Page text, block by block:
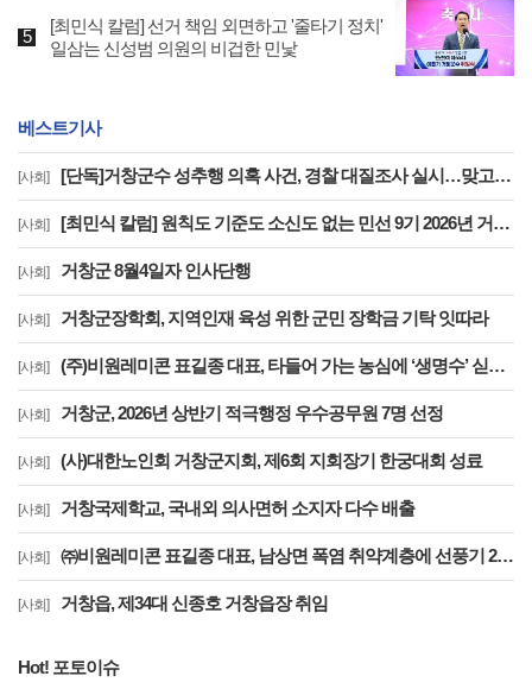
[최민식 칼럼] 선거 책임 외면하고 '줄타기 정치'
일삼는 신성범 의원의 비겁한 민낯
베스트기사
[사회] [단독]거창군수 성추행 의혹 사건, 경찰 대질조사 실시…맞고소 속 수사 본격화
[사회] [최민식 칼럼] 원칙도 기준도 소신도 없는 민선 9기 2026년 거창군청 하반기 정기인사
[사회] 거창군 8월4일자 인사단행
[사회] 거창군장학회, 지역인재 육성 위한 군민 장학금 기탁 잇따라
[사회] (주)비원레미콘 표길종 대표, 타들어 가는 농심에 ‘생명수’ 싣고 달렸다
[사회] 거창군, 2026년 상반기 적극행정 우수공무원 7명 선정
[사회] (사)대한노인회 거창군지회, 제6회 지회장기 한궁대회 성료
[사회] 거창국제학교, 국내외 의사면허 소지자 다수 배출
[사회] ㈜비원레미콘 표길종 대표, 남상면 폭염 취약계층에 선풍기 20대 기탁… ‘시원한 나눔’ 실천
[사회] 거창읍, 제34대 신종호 거창읍장 취임
Hot! 포토이슈